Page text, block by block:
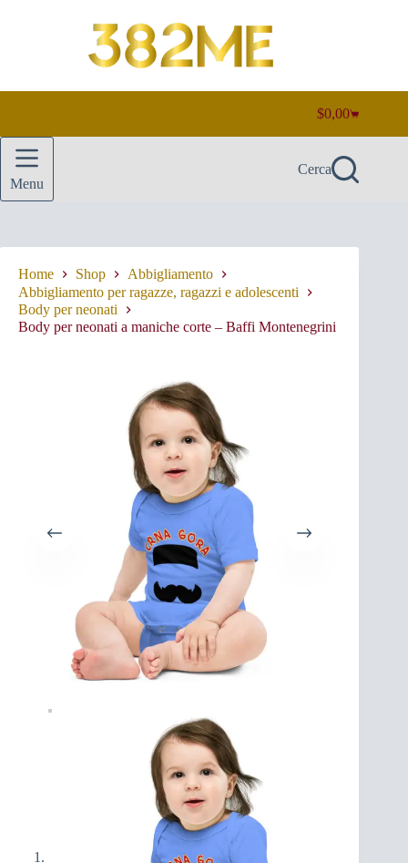
Carrello
$0,00
Menu
Cerca
Home Shop
Abbigliamento
Abbigliamento per ragazze, ragazzi e adolescenti
Body per neonati
Body per neonati a maniche corte – Baffi Montenegrini